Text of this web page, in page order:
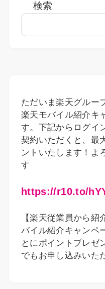
検索
ただいま楽天グルー
楽天モバイル紹介キ
す。下記からログイ
契約いただくと、最
ントいたします！よ
す
https://r10.to/
【楽天従業員から
バイル紹介キャンペ
とにポイントプレゼ
でもお申し込みいた